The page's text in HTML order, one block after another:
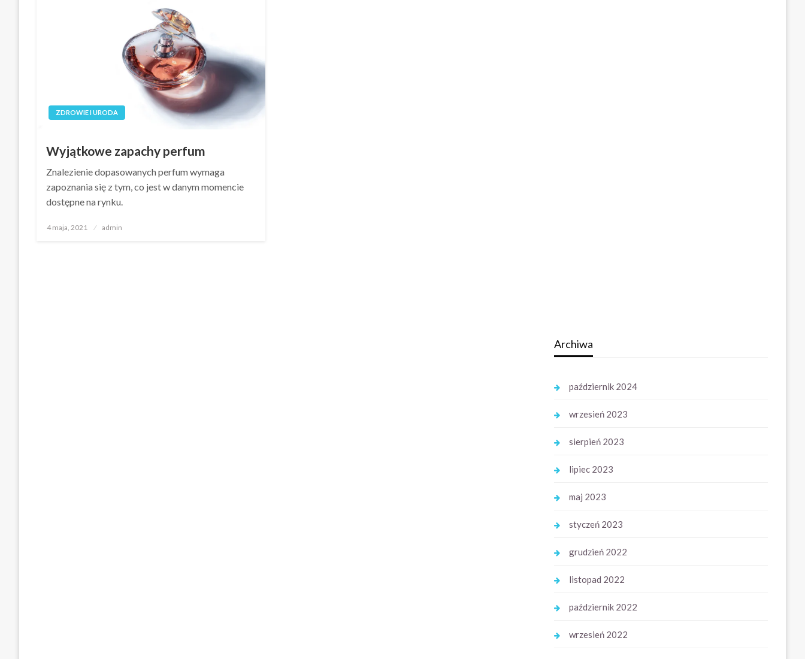
ZDROWIE I URODA
Wyjątkowe zapachy perfum
Znalezienie dopasowanych perfum wymaga
zapoznania się z tym, co jest w danym momencie
dostępne na rynku.
Opublikowane
4 maja, 2021 admin
Archiwa
październik 2024
wrzesień 2023
sierpień 2023
lipiec 2023
maj 2023
styczeń 2023
grudzień 2022
listopad 2022
październik 2022
wrzesień 2022